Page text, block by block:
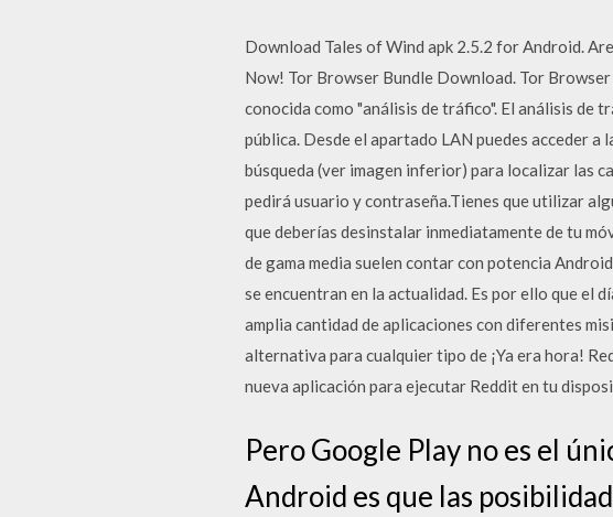
Download Tales of Wind apk 2.5.2 for Android.
Now! Tor Browser Bundle Download. Tor
conocida como "análisis de tráfico". El análisis de
pública. Desde el apartado LAN puedes acceder
búsqueda (ver imagen inferior) para localizar las
pedirá usuario y contraseña.Tienes que utilizar
que deberías desinstalar inmediatamente de tu
de gama media suelen contar con potencia
se encuentran en la actualidad. Es por ello que el
amplia cantidad de aplicaciones con diferentes
alternativa para cualquier tipo de ¡Ya era hora!
nueva aplicación para ejecutar Reddit en tu
Pero Google Play no es el
Android es que las